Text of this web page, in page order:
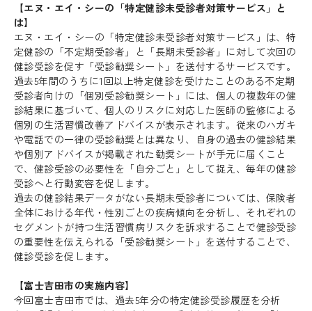
【エヌ・エイ・シーの「特定健診未受診者対策サービス」と
は】
エヌ・エイ・シーの「特定健診未受診者対策サービス」は、特
定健診の「不定期受診者」と「長期未受診者」に対して次回の
健診受診を促す「受診勧奨シート」を送付するサービスです。
過去5年間のうちに1回以上特定健診を受けたことのある不定期
受診者向けの「個別受診勧奨シート」には、個人の複数年の健
診結果に基づいて、個人のリスクに対応した医師の監修による
個別の生活習慣改善アドバイスが表示されます。従来のハガキ
や電話での一律の受診勧奨とは異なり、自身の過去の健診結果
や個別アドバイスが掲載された勧奨シートが手元に届くこと
で、健診受診の必要性を「自分ごと」として捉え、毎年の健診
受診へと行動変容を促します。
過去の健診結果データがない長期未受診者については、保険者
全体における年代・性別ごとの疾病傾向を分析し、それぞれの
セグメントが持つ生活習慣病リスクを訴求することで健診受診
の重要性を伝えられる「受診勧奨シート」を送付することで、
健診受診を促します。
【富士吉田市の実施内容】
今回富士吉田市では、過去5年分の特定健診受診履歴を分析